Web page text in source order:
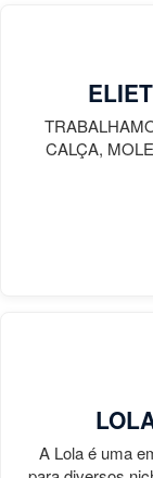
CALÇA,
A Lola é uma